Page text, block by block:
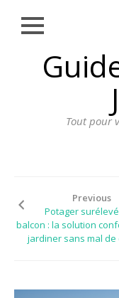
Tout pour
Close
AMÉNAGEMENT
EXTÉRIEUR
PLANTATIONS
REVÊTEMENT
Previous
Potager
balcon : la solution
jardiner sans mal de